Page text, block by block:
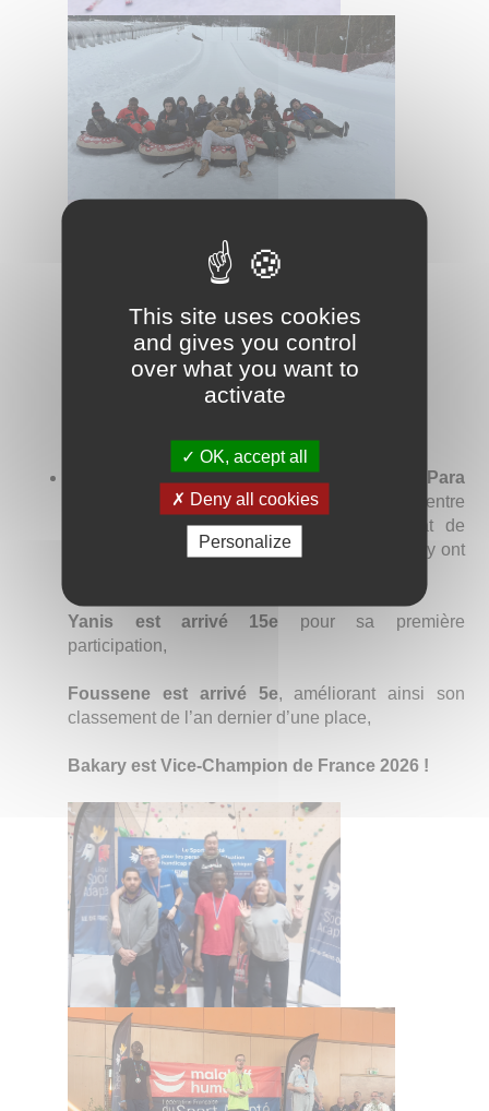
Participation au championnat régional de Para
Escalade adaptépour six jeunes dont trois d’entre
eux se sont qualifiés pour le championnat de
France à Auxerre. Bakary, Foussene et Yanis y ont
Yanis est arrivé 15e pour sa première
participation,
Foussene est arrivé 5e, améliorant ainsi son
classement de l’an dernier d’une place,
Bakary est Vice-Champion de France 2026 !
This site uses cookies
and gives you control
over what you want to
activate
OK, accept all
Deny all cookies
Personalize